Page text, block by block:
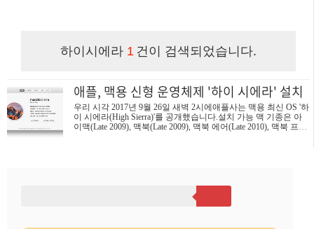
하이시에라 1 건이 검색되었습니다.
애플, 맥용 신형 운영체제 '하이 시에라' 설치
우리 시각 2017년 9월 26일 새벽 2시에애플사는 맥용 최신 OS '하
이 시에라(High Sierra)'를 공개했습니다.설치 가능 맥 기종은 아
이맥(Late 2009), 맥북(Late 2009), 맥북 에어(Late 2010), 맥북 프로
일 작업이 빨라졌고기본 동영상 포맷이 H.264에서 H.265/HEVC